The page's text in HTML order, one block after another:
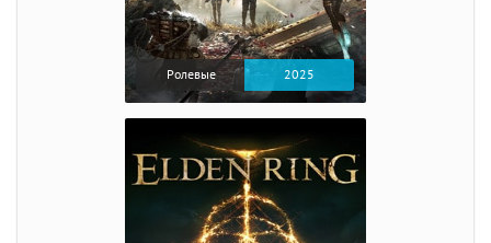
Ролевые 2025